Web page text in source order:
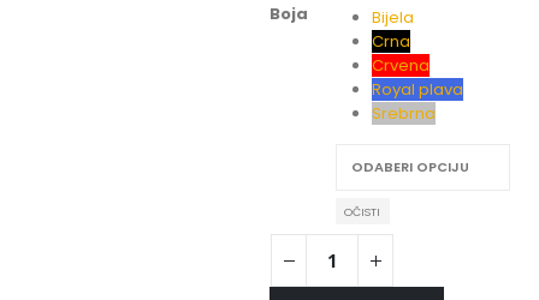
Boja
Bijela
Crna
Crvena
Royal plava
Srebrna
OČISTI